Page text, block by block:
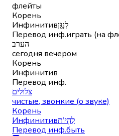
флейты
Корень
Инфинитивלְנַגֵּן
Перевод инф.играть (на
הערב
сегодня вечером
Корень
Инфинитив
Перевод инф.
צלולים
чистые, звонкие (о звуке)
Корень
Инфинитивלִהְיוֹת
Перевод инф.быть